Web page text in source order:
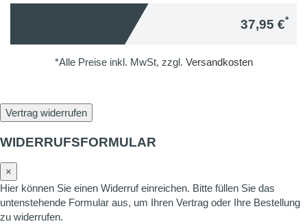
37,95 €*
*Alle Preise inkl. MwSt, zzgl. Versandkosten
Vertrag widerrufen
WIDERRUFSFORMULAR
×
Hier können Sie einen Widerruf einreichen. Bitte füllen Sie das
untenstehende Formular aus, um Ihren Vertrag oder Ihre Bestellung
zu widerrufen.